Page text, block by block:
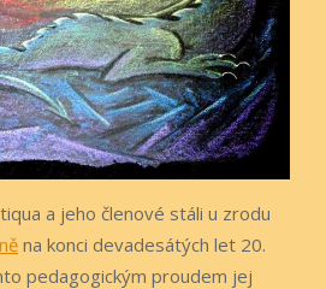
a jeho členové stáli u zrodu
na konci devadesátých let 20.
pedagogickým proudem jej